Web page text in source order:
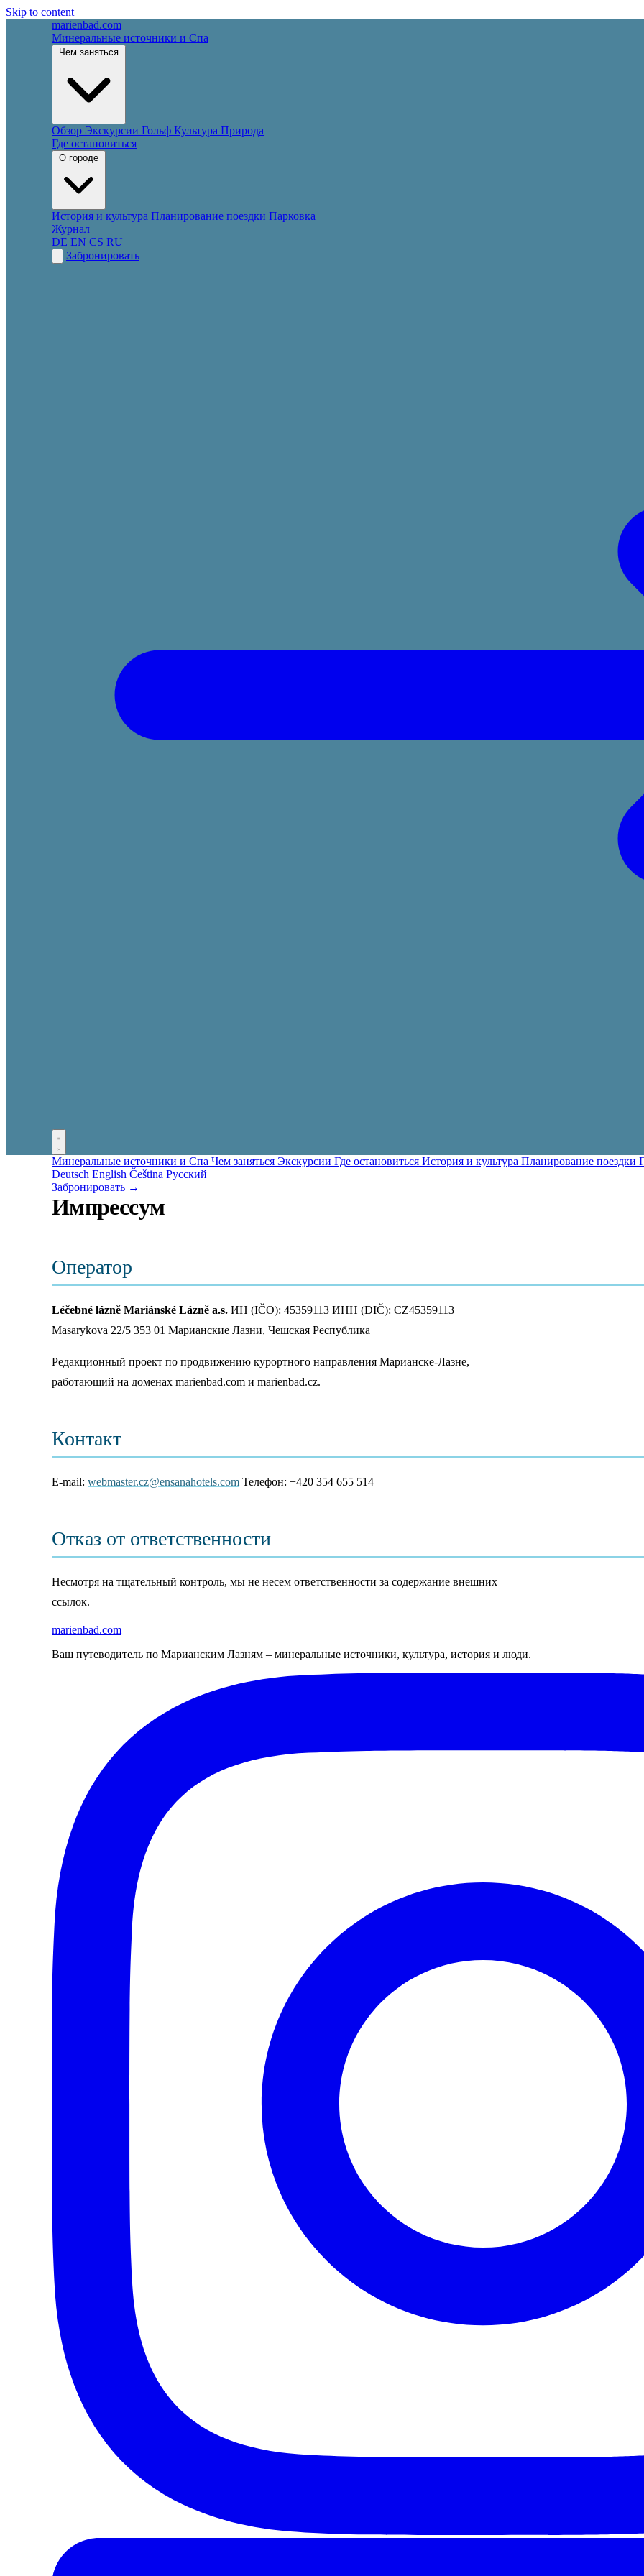
Skip to content
marienbad.com
Минеральные источники и Спа
Обзор Экскурсии Гольф Культура Природа
Где остановиться
История и культура Планирование поездки Парковка
Журнал
DE EN CS RU
Забронировать
Минеральные источники и Спа Чем заняться Экскурсии Где остановиться История и культура Планирование поездки
Deutsch English Čeština Русский
Забронировать →
Импрессум
Оператор
Léčebné lázně Mariánské Lázně a.s. ИН (IČO): 45359113 ИНН (DIČ): CZ45359113
Masarykova 22/5 353 01 Марианские Лазни, Чешская Республика
Редакционный проект по продвижению курортного направления Марианске-Лазне,
работающий на доменах marienbad.com и marienbad.cz.
Контакт
E-mail: webmaster.cz@ensanahotels.com Телефон: +420 354 655 514
Отказ от ответственности
Несмотря на тщательный контроль, мы не несем ответственности за содержание внешних
ссылок.
marienbad.com
Ваш путеводитель по Марианским Лазням – минеральные источники, культура, история и люди.